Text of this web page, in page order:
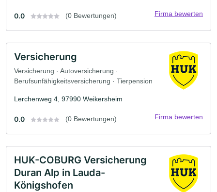
0.0 (0 Bewertungen) Firma bewerten
Versicherung
Versicherung · Autoversicherung ·
Berufsunfähigkeitsversicherung · Tierpension
Lerchenweg 4, 97990 Weikersheim
0.0 (0 Bewertungen) Firma bewerten
HUK-COBURG Versicherung
Duran Alp in Lauda-
Königshofen